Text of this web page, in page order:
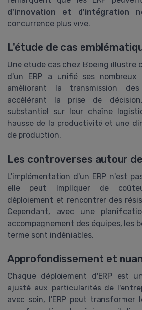
d'innovation et d'intégration
concurrence plus vive.
L'étude de cas
Une étude cas chez Boeing illustre
d'un ERP a unifié ses nombreux
améliorant la transmission
accélérant la prise de
substantiel sur leur chaîne
hausse de la productivité et une
de production.
Les controverses autour
L'implémentation d'un ERP n'est
elle peut impliquer de
déploiement et rencontrer des
Cependant, avec une
accompagnement des équipes, les
terme sont indéniables.
Approfondissement et
Chaque déploiement d'ERP est
ajusté aux particularités de
avec soin, l'ERP peut transformer